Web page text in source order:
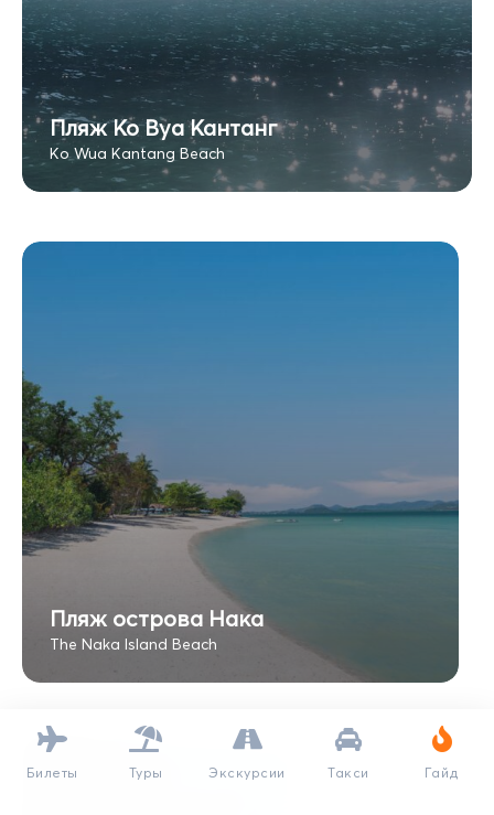
Пляж Ко Вуа Кантанг
Ko Wua Kantang Beach
Пляж острова Нака
The Naka Island Beach
Билеты Туры Экскурсии Такси Гайд